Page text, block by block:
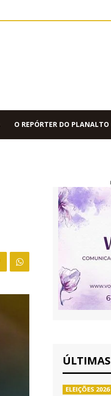
O REPÓRTER DO PLANALTO
ÚLTIMAS
ELEIÇÕES 2026